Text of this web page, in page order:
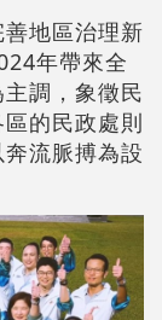
地區治理新
年帶來全
調，象徵民
的民政處則
流脈搏為設